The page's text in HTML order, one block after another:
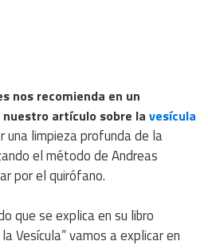
nos recomienda en un
artículo sobre la vesícula
una limpieza profunda de la
el método de Andreas
por el quirófano.
que se explica en su libro
Vesícula” vamos a explicar en